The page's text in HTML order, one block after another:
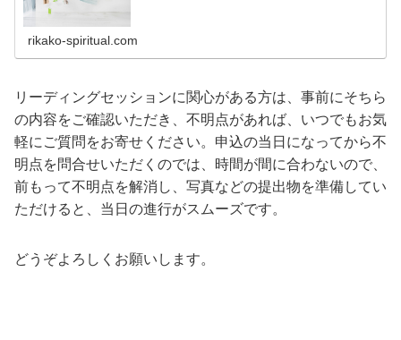
rikako-spiritual.com
リーディングセッションに関心がある方は、事前にそちら
の内容をご確認いただき、不明点があれば、いつでもお気
軽にご質問をお寄せください。申込の当日になってから不
明点を問合せいただくのでは、時間が間に合わないので、
前もって不明点を解消し、写真などの提出物を準備してい
ただけると、当日の進行がスムーズです。
どうぞよろしくお願いします。